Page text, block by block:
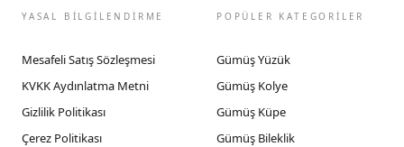
YASAL BİLGİLENDİRME
Mesafeli Satış Sözleşmesi
KVKK Aydınlatma Metni
Gizlilik Politikası
Çerez Politikası
POPÜLER KATEGORİLER
Gümüş Yüzük
Gümüş Kolye
Gümüş Küpe
Gümüş Bileklik